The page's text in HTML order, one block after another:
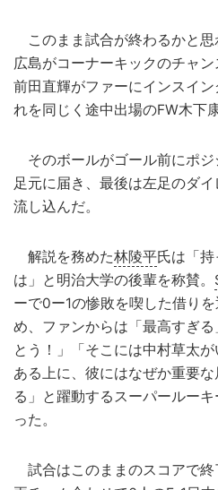
このまま試合が終わるかと
広島がコーナーキックのチャ
前田直輝がファーにインスイン
れを同じく途中出場のFW木下
そのボールがゴール前にポ
足元に届き、最後は左足のダ
流し込んだ。
解説を務めた林陵平氏は「
は」と明治大学の後輩を称賛。
ーで0ー1の惨敗を喫した借り
め、ファンからは「最高すぎ
とう！」「そこには中村草太
ある上に、彼にはなぜか重要
る」と躍動するスーパールー
った。
試合はこのままのスコアで終